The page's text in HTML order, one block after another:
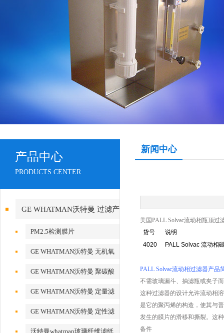
产品中心
PRODUCTS CENTER
GE WHATMAN沃特曼 过滤产
品代理PM2.5检测膜片
GE WHATMAN沃特曼 无机氧
GE WHATMAN沃特曼 聚碳酸
GE WHATMAN沃特曼 定量滤
GE WHATMAN沃特曼 定性滤
纸
沃特曼whatman玻璃纤维滤纸
新闻中心
美国PALL Solvac流动相瓶顶过
货号
说明
4020
PALL Solvac 流动相
PALL Solvac流动相过滤器产品
不需玻璃漏斗、抽滤瓶或夹子
这种过滤器的设计允许流动相
是它的聚丙烯的构造，使其与
发生的膜片的滑移和撕裂。这
备件